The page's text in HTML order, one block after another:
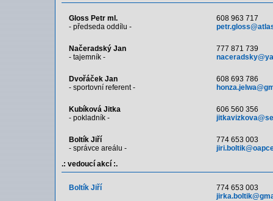
Gloss Petr ml.
- předseda oddílu -
608 963 717
Načeradský Jan
- tajemník -
777 871 739
Dvořáček Jan
- sportovní referent -
608 693 786
Kubíková Jitka
- pokladník -
606 560 356
Boltík Jiří
- správce areálu -
774 653 003
.: vedoucí akcí :.
Boltík Jiří
774 653 003